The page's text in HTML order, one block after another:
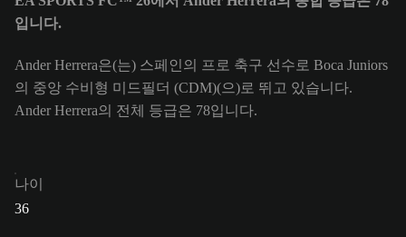
입니다.
Ander Herrera은(는) 스페인의 프로 축구 선수로 Boca Juniors
의 중앙 수비형 미드필더 (CDM)(으)로 뛰고 있습니다.
Ander Herrera의 전체 등급은 78입니다.
나이
36